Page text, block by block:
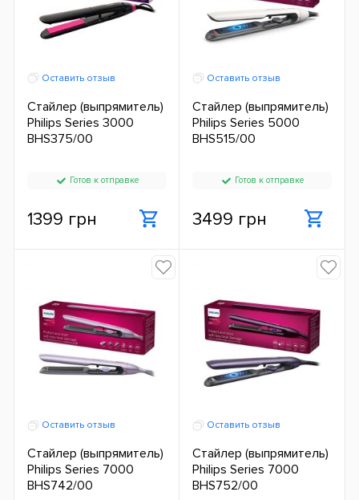
Оставить отзыв
Стайлер (выпрямитель)
Philips Series 3000
BHS375/00
Готов к отправке
1399 грн
Оставить отзыв
Стайлер (выпрямитель)
Philips Series 5000
BHS515/00
Готов к отправке
3499 грн
Оставить отзыв
Стайлер (выпрямитель)
Philips Series 7000
BHS742/00
Оставить отзыв
Стайлер (выпрямитель)
Philips Series 7000
BHS752/00